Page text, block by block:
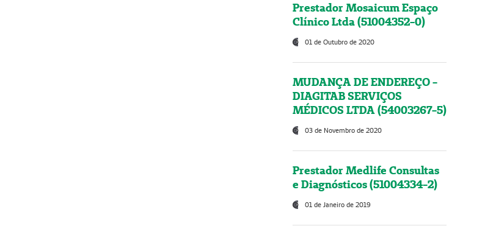
Prestador Mosaicum Espaço
Clínico Ltda (51004352-0)
01 de Outubro de 2020
MUDANÇA DE ENDEREÇO -
DIAGITAB SERVIÇOS
MÉDICOS LTDA (54003267-5)
03 de Novembro de 2020
Prestador Medlife Consultas
e Diagnósticos (51004334-2)
01 de Janeiro de 2019